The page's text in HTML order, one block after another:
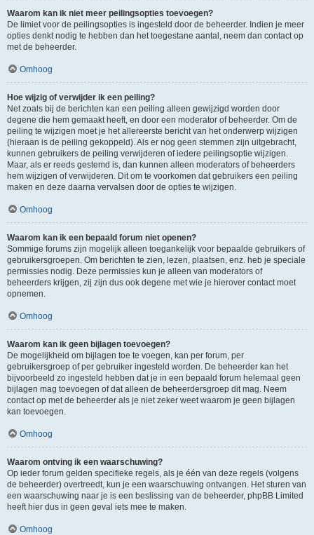
Waarom kan ik niet meer peilingsopties toevoegen?
De limiet voor de peilingsopties is ingesteld door de beheerder. Indien je meer
opties denkt nodig te hebben dan het toegestane aantal, neem dan contact op
met de beheerder.
Omhoog
Hoe wijzig of verwijder ik een peiling?
Net zoals bij de berichten kan een peiling alleen gewijzigd worden door
degene die hem gemaakt heeft, en door een moderator of beheerder. Om de
peiling te wijzigen moet je het allereerste bericht van het onderwerp wijzigen
(hieraan is de peiling gekoppeld). Als er nog geen stemmen zijn uitgebracht,
kunnen gebruikers de peiling verwijderen of iedere peilingsoptie wijzigen.
Maar, als er reeds gestemd is, dan kunnen alleen moderators of beheerders
hem wijzigen of verwijderen. Dit om te voorkomen dat gebruikers een peiling
maken en deze daarna vervalsen door de opties te wijzigen.
Omhoog
Waarom kan ik een bepaald forum niet openen?
Sommige forums zijn mogelijk alleen toegankelijk voor bepaalde gebruikers of
gebruikersgroepen. Om berichten te zien, lezen, plaatsen, enz. heb je speciale
permissies nodig. Deze permissies kun je alleen van moderators of
beheerders krijgen, zij zijn dus ook degene met wie je hierover contact moet
opnemen.
Omhoog
Waarom kan ik geen bijlagen toevoegen?
De mogelijkheid om bijlagen toe te voegen, kan per forum, per
gebruikersgroep of per gebruiker ingesteld worden. De beheerder kan het
bijvoorbeeld zo ingesteld hebben dat je in een bepaald forum helemaal geen
bijlagen mag toevoegen of dat alleen de beheerdersgroep dit mag. Neem
contact op met de beheerder als je niet zeker weet waarom je geen bijlagen
kan toevoegen.
Omhoog
Waarom ontving ik een waarschuwing?
Op ieder forum gelden specifieke regels, als je één van deze regels (volgens
de beheerder) overtreedt, kun je een waarschuwing ontvangen. Het sturen van
een waarschuwing naar je is een beslissing van de beheerder, phpBB Limited
heeft hier dus in geen geval iets mee te maken.
Omhoog